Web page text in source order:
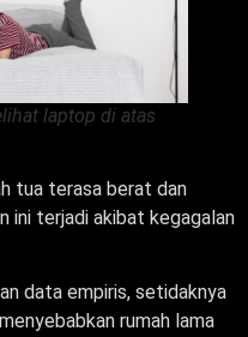
laptop di atas
tua terasa berat dan
ini terjadi akibat kegagalan
data empiris, setidaknya
rumah lama